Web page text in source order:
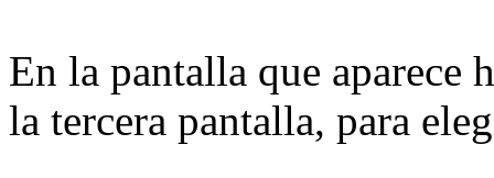
En la pantalla que aparece
la tercera pantalla, para